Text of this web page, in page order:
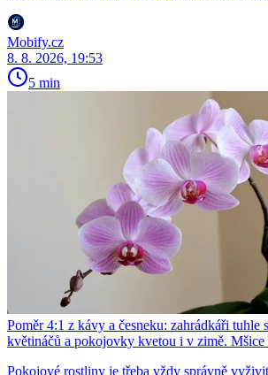
Mobify.cz
8. 8. 2026, 19:53
5 min
Poměr 4:1 z kávy a česneku: zahrádkáři tuhle
květináčů a pokojovky kvetou i v zimě. Mšice
Pokojové rostliny je třeba vždy správně